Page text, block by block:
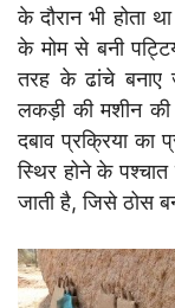
के दौरान भी होता
के मोम से बनी
तरह के ढांचे बनाए
लकड़ी की मशीन की
दबाव प्रक्रिया का
स्थिर होने के
जाती है, जिसे ठोस